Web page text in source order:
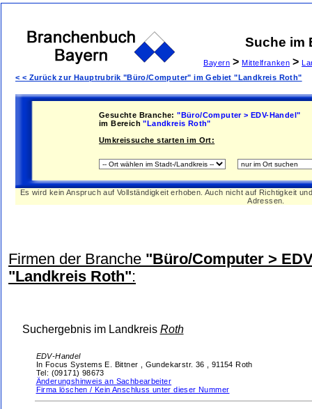
Suche im
Bayern > Mittelfranken >
< < Zurück zur Hauptrubrik "Büro/Computer" im Gebiet "Landkreis Roth"
Gesuchte Branche: "Büro/Computer > EDV-Handel"
im Bereich "Landkreis Roth"
Umkreissuche starten im Ort:
Es wird kein Anspruch auf Vollständigkeit erhoben. Auch nicht auf Richtigkeit
Adressen.
Firmen der Branche "Büro/Computer >
"Landkreis Roth":
Suchergebnis im Landkreis Roth
EDV-Handel
In Focus Systems E. Bittner , Gundekarstr. 36 , 91154 Roth
Tel: (09171) 98673
Änderungshinweis an Sachbearbeiter
Firma löschen / Kein Anschluss unter dieser Nummer